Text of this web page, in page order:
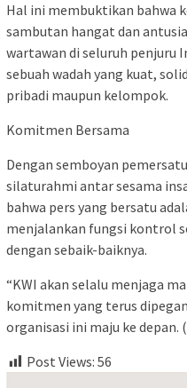
Hal ini membuktikan bahwa
sambutan hangat dan
wartawan di seluruh penjuru
sebuah wadah yang kuat,
pribadi maupun kelompok.
Komitmen Bersama
Dengan semboyan
silaturahmi antar sesama
bahwa pers yang bersatu
menjalankan fungsi kontrol
dengan sebaik-baiknya.
“KWI akan selalu menjaga
komitmen yang terus
organisasi ini maju ke depan.
Post Views: 56